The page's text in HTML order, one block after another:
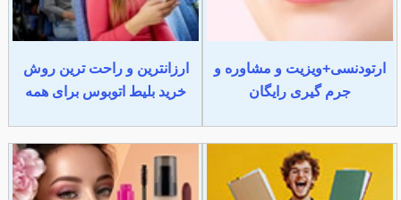
ارتودنسی+ویزیت و مشاوره و
جرم گیری رایگان
ارزانترین و راحت ترین روش
خرید بلیط اتوبوس برای همه